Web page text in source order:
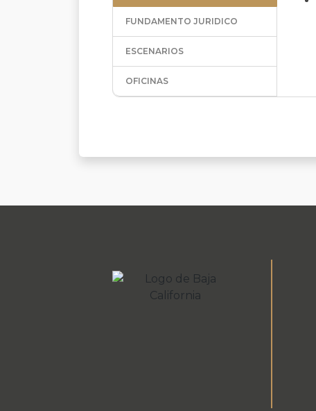
FUNDAMENTO JURIDICO
ESCENARIOS
OFICINAS